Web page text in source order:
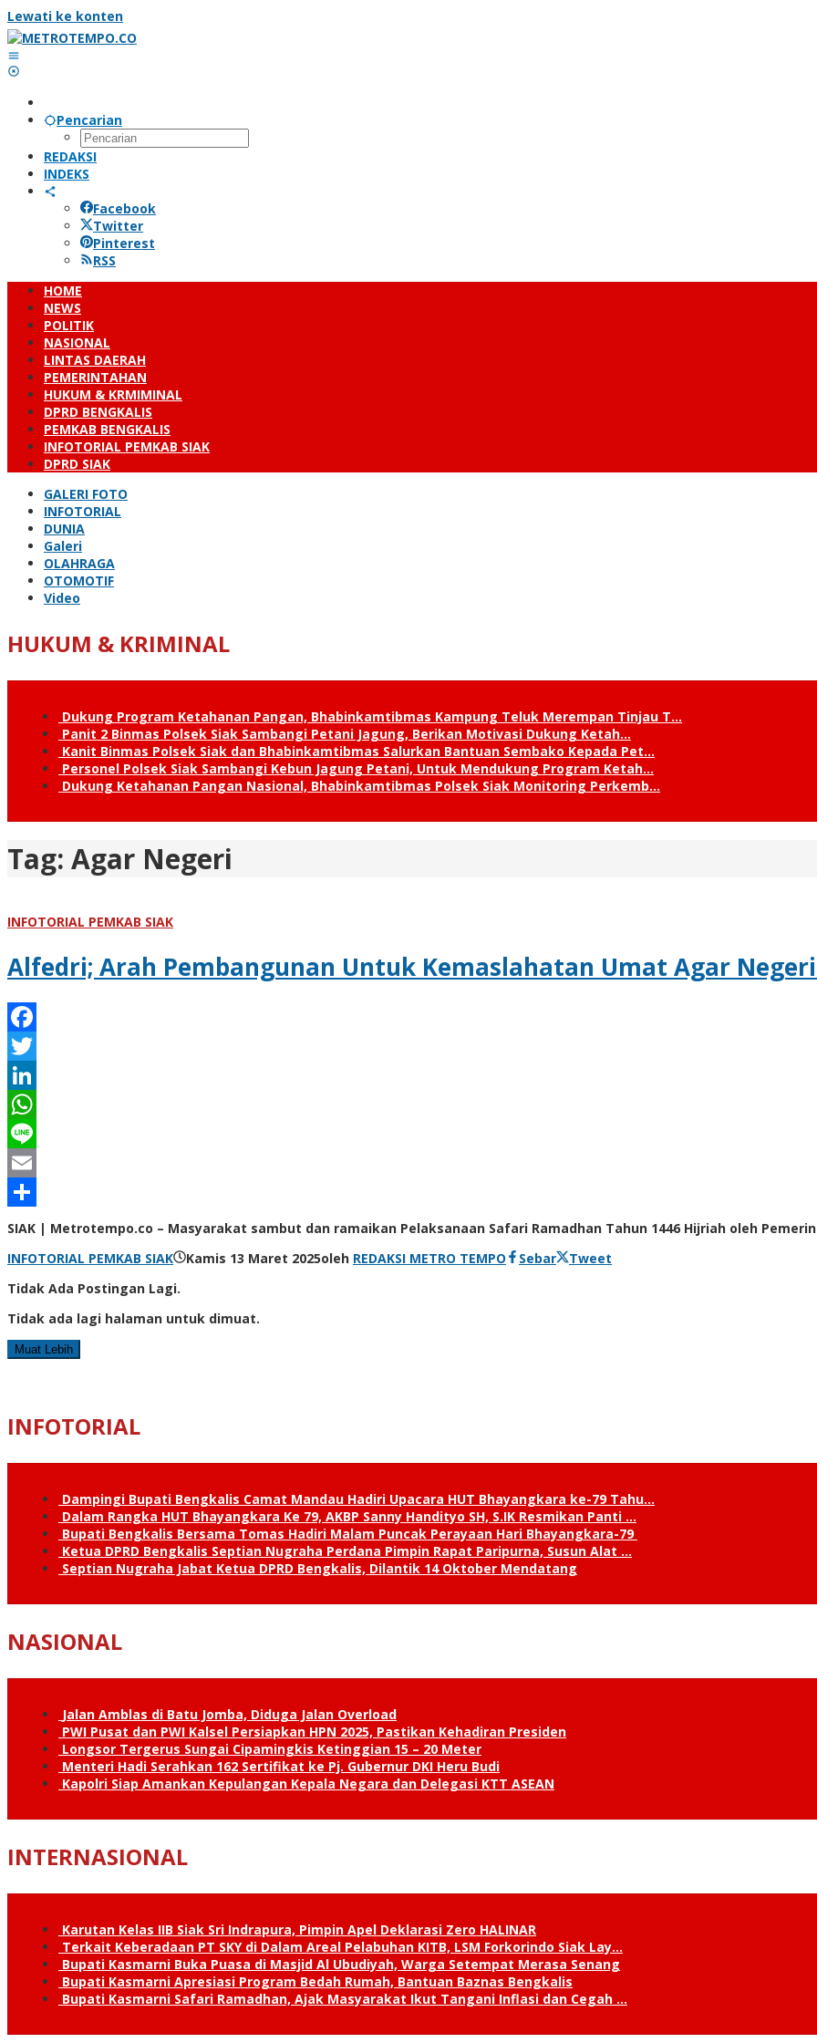
Lewati ke konten
Pencarian
REDAKSI
INDEKS
Facebook
Twitter
Pinterest
RSS
HOME
NEWS
POLITIK
NASIONAL
LINTAS DAERAH
PEMERINTAHAN
HUKUM & KRMIMINAL
DPRD BENGKALIS
PEMKAB BENGKALIS
INFOTORIAL PEMKAB SIAK
DPRD SIAK
GALERI FOTO
INFOTORIAL
DUNIA
Galeri
OLAHRAGA
OTOMOTIF
Video
HUKUM & KRIMINAL
Dukung Program Ketahanan Pangan, Bhabinkamtibmas Kampung Teluk Merempan Tinjau T…
Panit 2 Binmas Polsek Siak Sambangi Petani Jagung, Berikan Motivasi Dukung Ketah…
Kanit Binmas Polsek Siak dan Bhabinkamtibmas Salurkan Bantuan Sembako Kepada Pet…
Personel Polsek Siak Sambangi Kebun Jagung Petani, Untuk Mendukung Program Ketah…
Dukung Ketahanan Pangan Nasional, Bhabinkamtibmas Polsek Siak Monitoring Perkemb…
Tag: Agar Negeri
INFOTORIAL PEMKAB SIAK
Alfedri; Arah Pembangunan Untuk Kemaslahatan Umat Agar
Facebook
Twitter
LinkedIn
WhatsApp
Line
Email
Share
SIAK | Metrotempo.co – Masyarakat sambut dan ramaikan Pelaksanaan Safari Ramadhan Tahun 1446 Hijriah oleh
INFOTORIAL PEMKAB SIAK
Kamis 13 Maret 2025oleh REDAKSI METRO TEMPO Sebar
Tweet
Tidak Ada Postingan Lagi.
Tidak ada lagi halaman untuk dimuat.
Muat Lebih
INFOTORIAL
Dampingi Bupati Bengkalis Camat Mandau Hadiri Upacara HUT Bhayangkara ke-79 Tahu…
Dalam Rangka HUT Bhayangkara Ke 79, AKBP Sanny Handityo SH, S.IK Resmikan Panti …
Bupati Bengkalis Bersama Tomas Hadiri Malam Puncak Perayaan Hari Bhayangkara-79
Ketua DPRD Bengkalis Septian Nugraha Perdana Pimpin Rapat Paripurna, Susun Alat …
Septian Nugraha Jabat Ketua DPRD Bengkalis, Dilantik 14 Oktober Mendatang
NASIONAL
Jalan Amblas di Batu Jomba, Diduga Jalan Overload
PWI Pusat dan PWI Kalsel Persiapkan HPN 2025, Pastikan Kehadiran Presiden
Longsor Tergerus Sungai Cipamingkis Ketinggian 15 – 20 Meter
Menteri Hadi Serahkan 162 Sertifikat ke Pj. Gubernur DKI Heru Budi
Kapolri Siap Amankan Kepulangan Kepala Negara dan Delegasi KTT ASEAN
INTERNASIONAL
Karutan Kelas IIB Siak Sri Indrapura, Pimpin Apel Deklarasi Zero HALINAR
Terkait Keberadaan PT SKY di Dalam Areal Pelabuhan KITB, LSM Forkorindo Siak Lay…
Bupati Kasmarni Buka Puasa di Masjid Al Ubudiyah, Warga Setempat Merasa Senang
Bupati Kasmarni Apresiasi Program Bedah Rumah, Bantuan Baznas Bengkalis
Bupati Kasmarni Safari Ramadhan, Ajak Masyarakat Ikut Tangani Inflasi dan Cegah …